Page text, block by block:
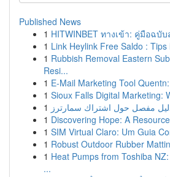
Published News
1 HITWINBET ทางเข้า: คู่มือฉบั
1 Link Heylink Free Saldo :
1 Rubbish Removal Eastern
Resi...
1 E-Mail Marketing Tool
1 Sioux Falls Digital Marketing:
1 مفصل حول اشتراك سمارترز
1 Discovering Hope: A
1 SIM Virtual Claro: Um Guia
1 Robust Outdoor Rubber
1 Heat Pumps from Toshiba
...